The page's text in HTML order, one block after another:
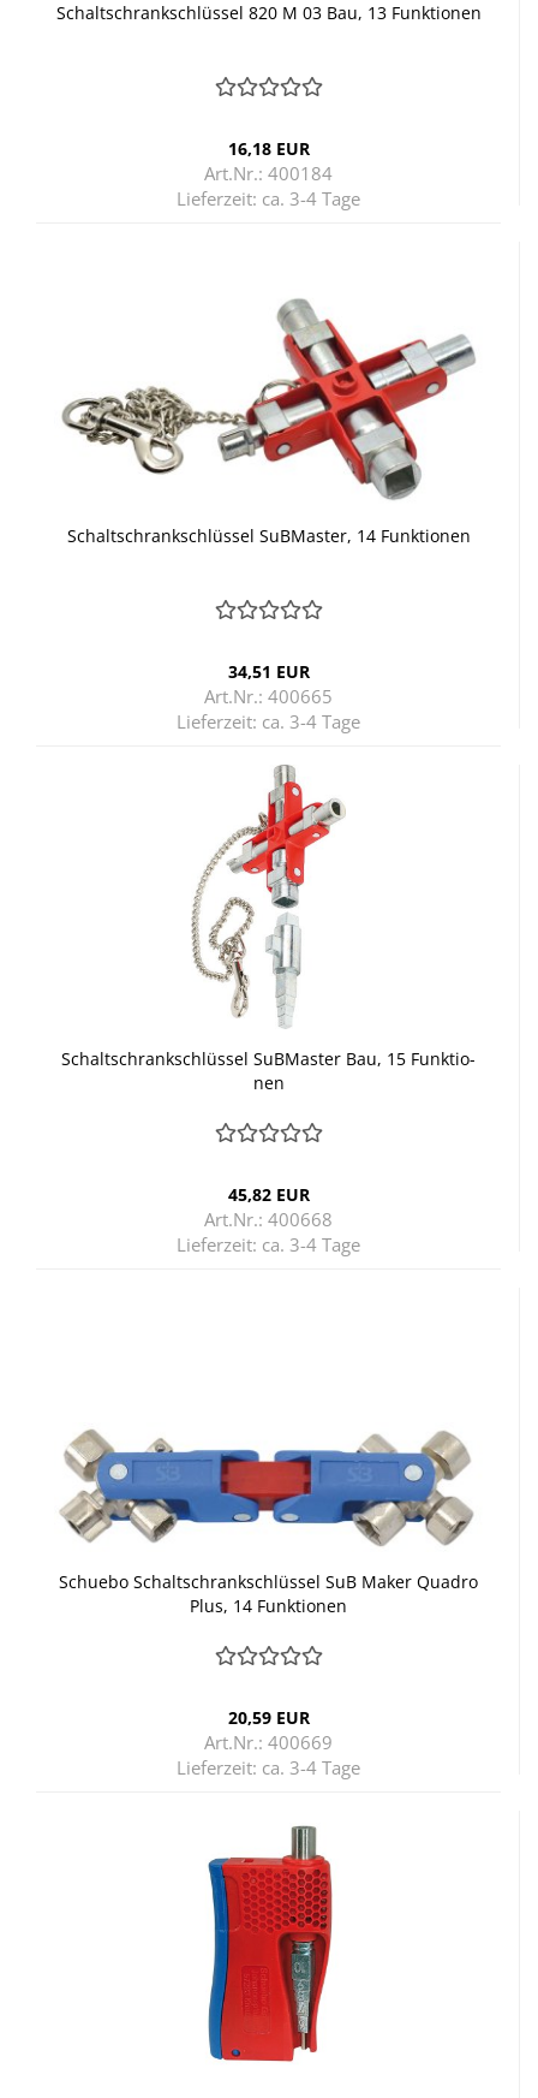
Schalt­schrank­schlüs­sel 820 M 03 Bau, 13 Funk­tio­nen
16,18 EUR
Art.Nr.: 400184
Lieferzeit: ca. 3-4 Tage
Schalt­schrank­schlüs­sel SuB­Mas­ter, 14 Funk­tio­nen
34,51 EUR
Art.Nr.: 400665
Lieferzeit: ca. 3-4 Tage
Schalt­schrank­schlüs­sel SuB­Mas­ter Bau, 15 Funk­tio­
nen
45,82 EUR
Art.Nr.: 400668
Lieferzeit: ca. 3-4 Tage
Schu­e­bo Schalt­schrank­schlüs­sel SuB Maker Qua­dro
Plus, 14 Funk­tio­nen
20,59 EUR
Art.Nr.: 400669
Lieferzeit: ca. 3-4 Tage